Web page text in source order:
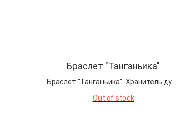
Браслет "Танганьика"
Браслет "Танганьика". Хранитель духа
оттенках хризоколлы и апатита
Out of stock